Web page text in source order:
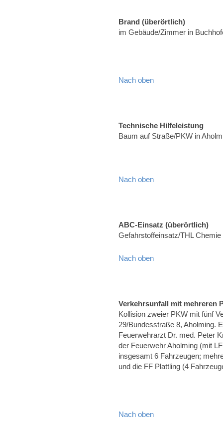
Brand (überörtlich)
im Gebäude/Zimmer in
Nach oben
Technische Hilfeleistung
Baum auf Straße/PKW in
Nach oben
ABC-Einsatz (überörtlich)
Gefahrstoffeinsatz/THL
Nach oben
Verkehrsunfall mit mehreren
Kollision zweier PKW mit fünf
29/Bundesstraße 8, Aholming.
Feuerwehrarzt Dr. med. Peter
der Feuerwehr Aholming (mit
insgesamt 6 Fahrzeugen;
und die FF Plattling (4
Nach oben